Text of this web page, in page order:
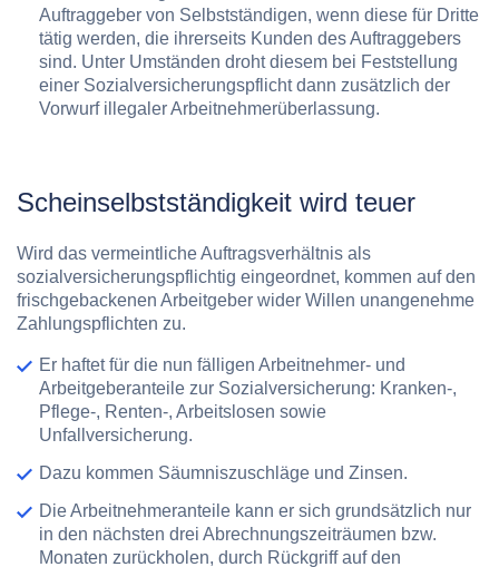
Auftraggeber von Selbstständigen, wenn diese für Dritte
tätig werden, die ihrerseits Kunden des Auftraggebers
sind. Unter Umständen droht diesem bei Feststellung
einer Sozialversicherungspflicht dann zusätzlich der
Vorwurf illegaler Arbeitnehmerüberlassung.
Scheinselbstständigkeit wird teuer
Wird das vermeintliche Auftragsverhältnis als
sozialversicherungspflichtig eingeordnet, kommen auf den
frischgebackenen Arbeitgeber wider Willen unangenehme
Zahlungspflichten zu.
Er haftet für die nun fälligen Arbeitnehmer- und
Arbeitgeberanteile zur Sozialversicherung: Kranken-,
Pflege-, Renten-, Arbeitslosen sowie
Unfallversicherung.
Dazu kommen Säumniszuschläge und Zinsen.
Die Arbeitnehmeranteile kann er sich grundsätzlich nur
in den nächsten drei Abrechnungszeiträumen bzw.
Monaten zurückholen, durch Rückgriff auf den